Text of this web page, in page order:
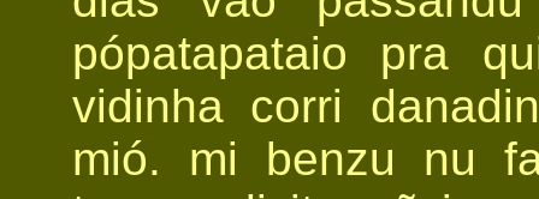
pópatapataio pra
vidinha corri
mió. mi benzu nu